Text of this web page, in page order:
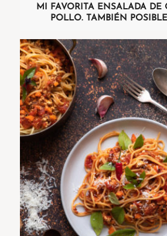
MI FAVORITA ENSALADA DE
POLLO. TAMBIÉN